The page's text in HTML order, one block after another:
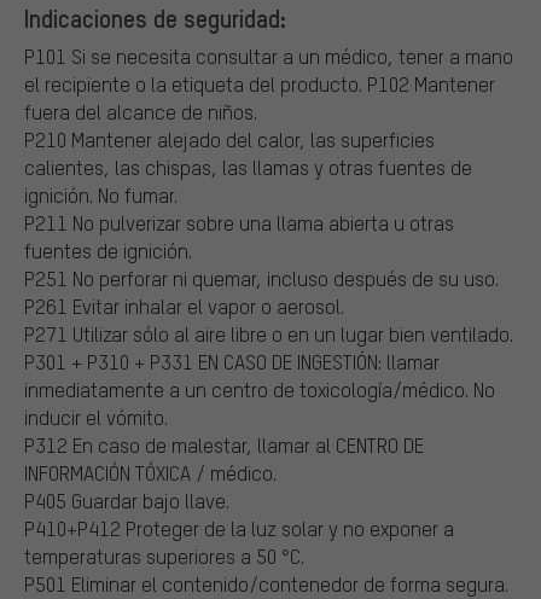
Indicaciones de seguridad:
P101 Si se necesita consultar a un médico, tener a mano
el recipiente o la etiqueta del producto. P102 Mantener
fuera del alcance de niños.
P210 Mantener alejado del calor, las superficies
calientes, las chispas, las llamas y otras fuentes de
ignición. No fumar.
P211 No pulverizar sobre una llama abierta u otras
fuentes de ignición.
P251 No perforar ni quemar, incluso después de su uso.
P261 Evitar inhalar el vapor o aerosol.
P271 Utilizar sólo al aire libre o en un lugar bien ventilado.
P301 + P310 + P331 EN CASO DE INGESTIÓN: llamar
inmediatamente a un centro de toxicología/médico. No
inducir el vómito.
P312 En caso de malestar, llamar al CENTRO DE
INFORMACIÓN TÓXICA / médico.
P405 Guardar bajo llave.
P410+P412 Proteger de la luz solar y no exponer a
temperaturas superiores a 50 °C.
P501 Eliminar el contenido/contenedor de forma segura.